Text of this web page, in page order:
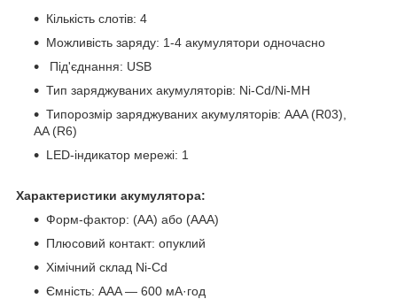
Кількість слотів: 4
Можливість заряду: 1-4 акумулятори одночасно
Під'єднання: USB
Тип заряджуваних акумуляторів: Ni-Cd/Ni-MH
Типорозмір заряджуваних акумуляторів: AAA (R03),
AA (R6)
LED-індикатор мережі: 1
Характеристики акумулятора:
Форм-фактор: (AA) або (AAA)
Плюсовий контакт: опуклий
Хімічний склад Ni-Cd
Ємність: AAA — 600 мА·год